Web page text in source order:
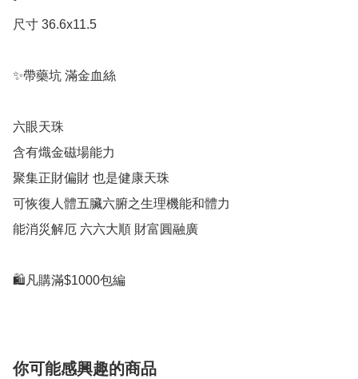
尺寸 36.6x11.5
✨帶藥坑 滿金血絲
六眼天珠
含有熾金磁場能力
聚集正財偏財 也是健康天珠
可恢復人體五臟六腑之生理機能和體力
能消災解厄 六六大順 財富圓融廣
🛍凡購滿$1000包編
你可能感興趣的商品